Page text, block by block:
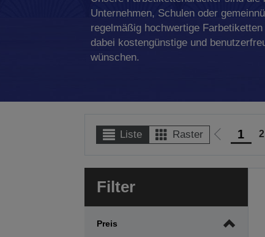
Unternehmen, Schulen oder
regelmäßig hochwertige
dabei kostengünstige und
wünschen.
Liste Raster
Zur
Seite
1 2
Filter
Preis